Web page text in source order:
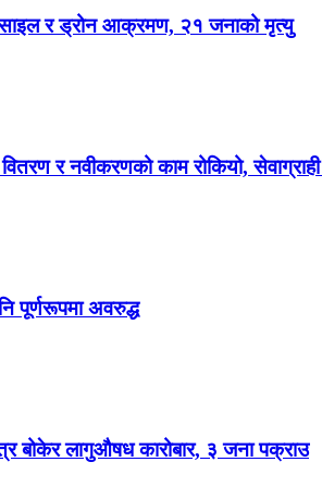
र ड्रोन आक्रमण, २१ जनाको मृत्यु
र नवीकरणको काम रोकियो, सेवाग्राही
पूर्णरूपमा अवरुद्ध
बोकेर लागुऔषध कारोबार, ३ जना पक्राउ